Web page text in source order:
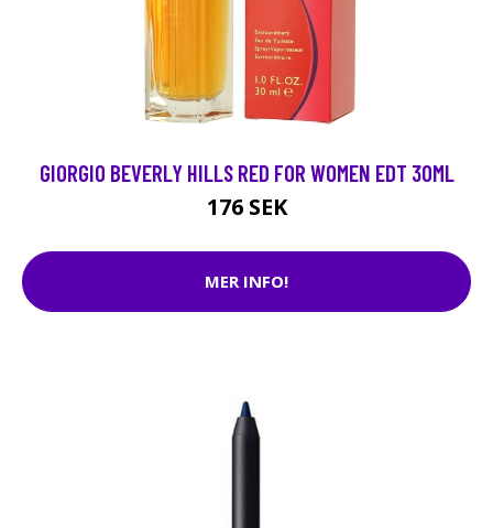
GIORGIO BEVERLY HILLS RED FOR WOMEN EDT 30ML
176 SEK
MER INFO!